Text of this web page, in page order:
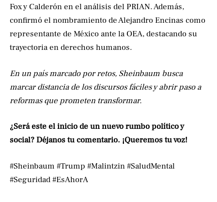
Fox y Calderón en el análisis del PRIAN. Además,
confirmó el nombramiento de Alejandro Encinas como
representante de México ante la OEA, destacando su
trayectoria en derechos humanos.
En un país marcado por retos, Sheinbaum busca
marcar distancia de los discursos fáciles y abrir paso a
reformas que prometen transformar.
¿Será este el inicio de un nuevo rumbo político y
social? Déjanos tu comentario. ¡Queremos tu voz!
#Sheinbaum #Trump #Malintzin #SaludMental
#Seguridad #EsAhorA